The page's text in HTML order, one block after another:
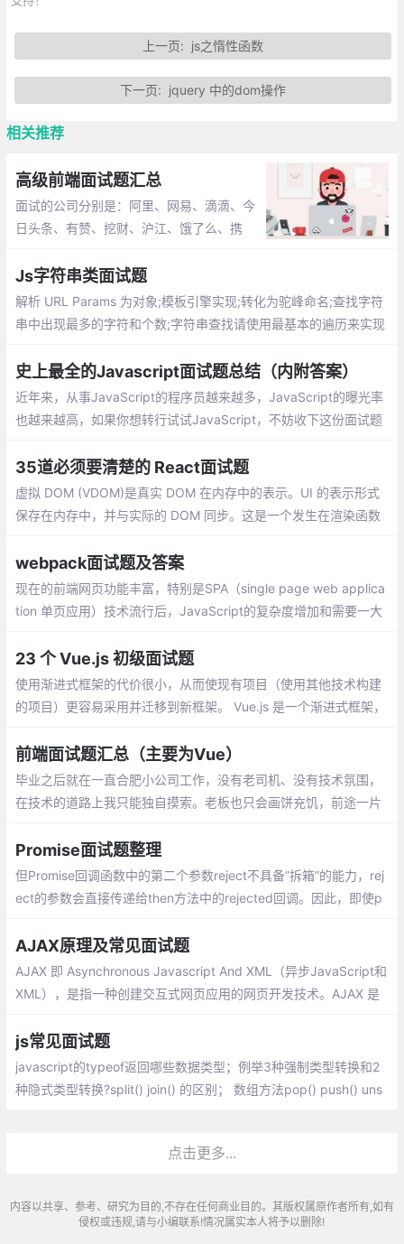
上一页: js之惰性函数
下一页: jquery 中的dom操作
相关推荐
高级前端面试题汇总
面试的公司分别是：阿里、网易、滴滴、今
日头条、有赞、挖财、沪江、饿了么、携
树、海康威视、蘑菇街、酷家乐、百分点和
海风教育。以下是面试题汇总
Js字符串类面试题
解析 URL Params 为对象;模板引擎实现;转化为驼峰命名;查找字符
串中出现最多的字符和个数;字符串查找请使用最基本的遍历来实现
史上最全的Javascript面试题总结（内附答案）
近年来，从事JavaScript的程序员越来越多，JavaScript的曝光率
也越来越高，如果你想转行试试JavaScript，不妨收下这份面试题
案，欢迎移步至评论区。
35道必须要清楚的 React面试题
虚拟 DOM (VDOM)是真实 DOM 在内存中的表示。UI 的表示形式
保存在内存中，并与实际的 DOM 同步。这是一个发生在渲染函数
数组件和类组件当然是有区别的
webpack面试题及答案
现在的前端网页功能丰富，特别是SPA（single page web applica
tion 单页应用）技术流行后，JavaScript的复杂度增加和需要一大
工作
23 个 Vue.js 初级面试题
使用渐进式框架的代价很小，从而使现有项目（使用其他技术构建
的项目）更容易采用并迁移到新框架。 Vue.js 是一个渐进式框架，
序。
前端面试题汇总（主要为Vue）
毕业之后就在一直合肥小公司工作，没有老司机、没有技术氛围，
在技术的道路上我只能独自摸索。老板也只会画饼充饥，前途一片
杭州，这里的互联网公司应该是合肥的几十倍吧。。。。
Promise面试题整理
但Promise回调函数中的第二个参数reject不具备”拆箱“的能力，rej
ect的参数会直接传递给then方法中的rejected回调。因此，即使p
依然是rejected，并且参数就是reject接收到的Promise对象。
AJAX原理及常见面试题
AJAX 即 Asynchronous Javascript And XML（异步JavaScript和
XML），是指一种创建交互式网页应用的网页开发技术。AJAX 是
取数据（而不是图片，HTML文档等资源）
js常见面试题
javascript的typeof返回哪些数据类型；例举3种强制类型转换和2
种隐式类型转换?split() join() 的区别； 数组方法pop() push() uns
点击更多...
内容以共享、参考、研究为目的,不存在任何商业目的。其版权属原作者所有,如有
侵权或违规,请与小编联系!情况属实本人将予以删除!